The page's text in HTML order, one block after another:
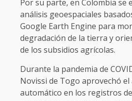
Por su parte, en Colombia se
análisis geoespaciales
Google Earth Engine para
degradación de la tierra y
de los subsidios agrícolas.
Durante la pandemia de
Novissi de Togo aprovechó
automático en los registros